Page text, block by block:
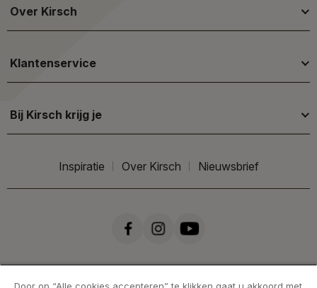
Over Kirsch
Klantenservice
Bij Kirsch krijg je
Inspiratie Over Kirsch Nieuwsbrief